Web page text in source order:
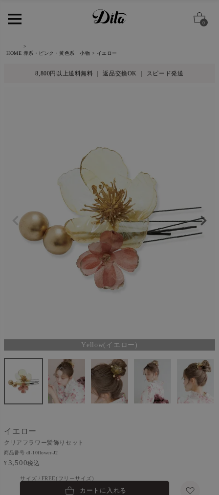
0
HOME 赤系・ピンク・黄色系 小物 イエロー
8,800円以上送料無料 ｜ 返品交換OK ｜ スピード発送
Yellow(イエロー)
クリアフラワー髪飾りセット
イエロー
商品番号 dl-10flower-J2
¥ 3,500税込
FREE(フリーサイズ)
カートに入れる